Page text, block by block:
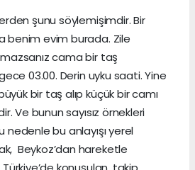
şunu söylemişimdir. Bir
benim evim burada. Zile
cama bir taş
03.00. Derin uyku saati. Yine
bir taş alıp küçük bir camı
Ve bunun sayısız örnekleri
bu anlayışı yerel
Beykoz’dan hareketle